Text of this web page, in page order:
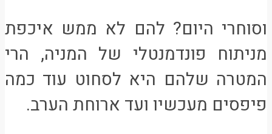
וסוחרי היום? להם לא ממש איכפת
מניתוח פונדמנטלי של המניה, הרי
המטרה שלהם היא לסחוט עוד כמה
פיפסים מעכשיו ועד ארוחת הערב.